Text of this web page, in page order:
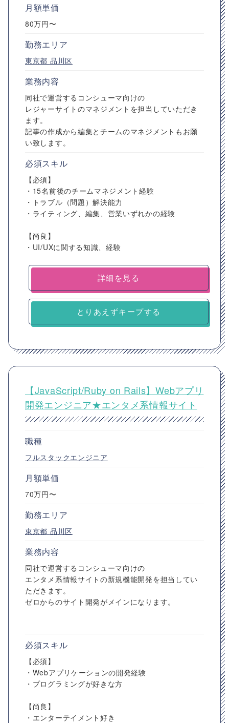
月額単価
80万円〜
勤務エリア
東京都 品川区
業務内容
同社で運営するコンシューマ向けの
レジャーサイトのマネジメントを担当していただき
ます。
記事の作成から編集とチームのマネジメントもお願
い致します。
必須スキル
【必須】
・15名前後のチームマネジメント経験
・トラブル（問題）解決能力
・ライティング、編集、営業いずれかの経験
【尚良】
・UI/UXに関する知識、経験
詳細を見る
とりあえずキープする
【JavaScript/Ruby on Rails】Webアプリ
開発エンジニア★エンタメ系情報サイト
職種
フルスタックエンジニア
月額単価
70万円〜
勤務エリア
東京都 品川区
業務内容
同社で運営するコンシューマ向けの
エンタメ系情報サイトの新規機能開発を担当してい
ただきます。
ゼロからのサイト開発がメインになります。
必須スキル
【必須】
・Webアプリケーションの開発経験
・プログラミングが好きな方
【尚良】
・エンターテイメント好き